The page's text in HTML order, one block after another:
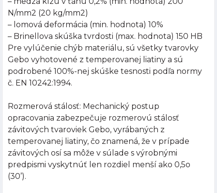
N/mm2 (20 kg/mm2)
– lomová deformácia (min. hodnota) 10%
– Brinellova skúška tvrdosti (max. hodnota) 150 HB
Pre vylúčenie chýb materiálu, sú všetky tvarovky
Gebo vyhotovené z temperovanej liatiny a sú
podrobené 100%-nej skúške tesnosti podľa normy
č. EN 10242:1994.
Rozmerová stálosť: Mechanický postup
opracovania zabezpečuje rozmerovú stálosť
závitových tvaroviek Gebo, vyrábaných z
temperovanej liatiny, čo znamená, že v prípade
závitových osí sa môže v súlade s výrobnými
predpismi vyskytnúť len rozdiel menší ako 0,5o
(30’).